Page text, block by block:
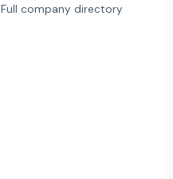
Full company directory